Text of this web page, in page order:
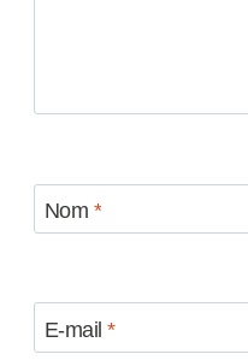
Nom *
E-mail*